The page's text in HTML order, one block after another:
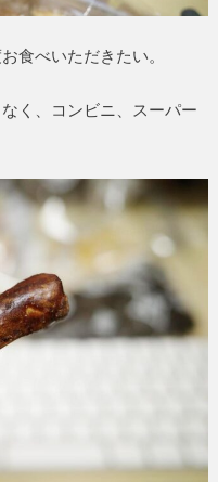
食べいただきたい。
く、コンビニ、スーパー